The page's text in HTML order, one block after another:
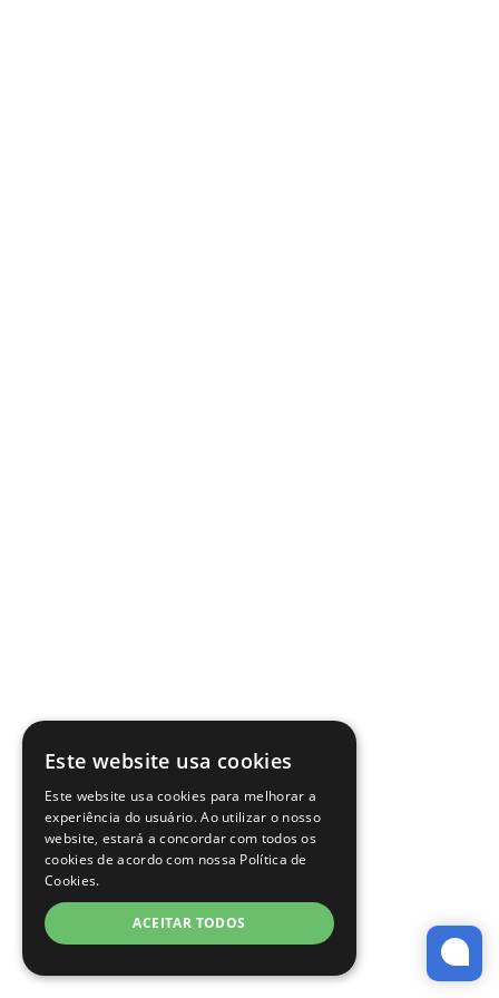
Este website usa cookies
Este website usa cookies para melhorar a
experiência do usuário. Ao utilizar o nosso
website, estará a concordar com todos os
cookies de acordo com nossa Política de
Cookies.
ACEITAR TODOS